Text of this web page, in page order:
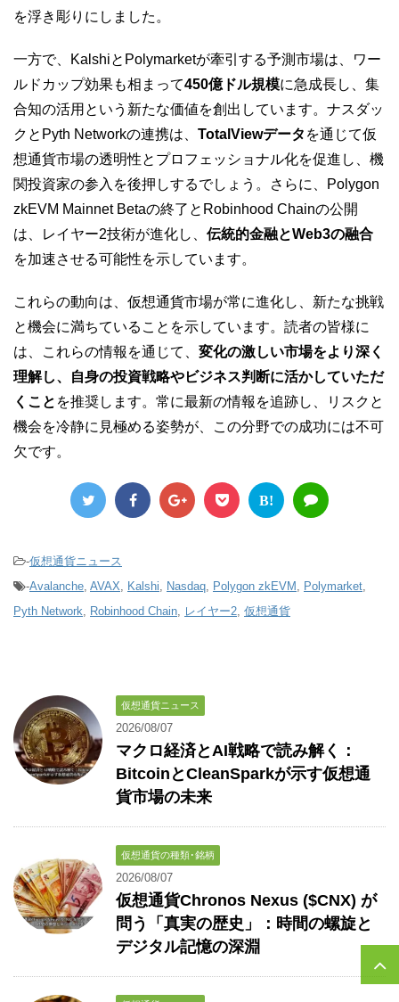
を浮き彫りにしました。
一方で、KalshiとPolymarketが牽引する予測市場は、ワー
ルドカップ効果も相まって450億ドル規模に急成長し、集
合知の活用という新たな価値を創出しています。ナスダッ
クとPyth Networkの連携は、 TotalViewデータ を通じて仮
想通貨市場の透明性とプロフェッショナル化を促進し、機
関投資家の参入を後押しするでしょう。さらに、Polygon
zkEVM Mainnet Betaの終了とRobinhood Chainの公開
は、レイヤー2技術が進化し、 伝統的金融とWeb3の融合
を加速させる可能性を示しています。
これらの動向は、仮想通貨市場が常に進化し、新たな挑戦
と機会に満ちていることを示しています。読者の皆様に
は、これらの情報を通じて、 変化の激しい市場をより深く
理解し、自身の投資戦略やビジネス判断に活かしていただ
くこと を推奨します。常に最新の情報を追跡し、リスクと
機会を冷静に見極める姿勢が、この分野での成功には不可
欠です。
B!
-仮想通貨ニュース
-Avalanche AVAX Kalshi Nasdaq Polygon zkEVM Polymarket
Pyth Network
Robinhood Chain レイヤー2 仮想通貨
仮想通貨ニュース
2026/08/07
マクロ経済とAI戦略で読み解く：
BitcoinとCleanSparkが示す仮想通
貨市場の未来
仮想通貨の種類･銘柄
2026/08/07
仮想通貨Chronos Nexus ($CNX) が
問う「真実の歴史」：時間の螺旋と
デジタル記憶の深淵